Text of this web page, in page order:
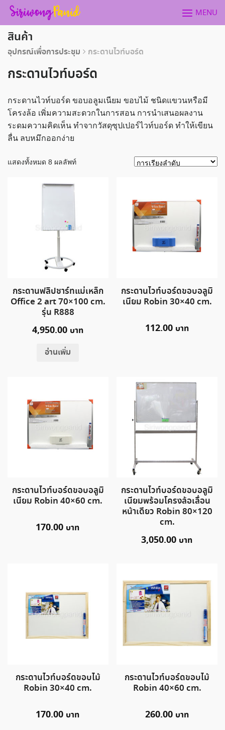
Skip
content
MENU
สินค้า
อุปกรณ์เพื่อการประชุม กระดานไวท์บอร์ด
กระดานไวท์บอร์ด
กระดานไวท์บอร์ด ขอบอลูมเนียม ขอบไม้ ชนิดแขวนหรือมี
โครงล้อ เพิ่มความสะดวกในการสอน การนำเสนอผลงาน
ระดมความคิดเห็น ทำจากวัสดุซุปเปอร์ไวท์บอร์ด ทำให้เขียน
ลื่น ลบหมึกออกง่าย
แสดงทั้งหมด 8 ผลลัพท์
กระดานฟลิปชาร์ทแม่เหล็ก
Office 2 art 70×100 cm.
รุ่น R888
4,950.00
อ่านเพิ่ม
กระดานไวท์บอร์ดขอบอลูมิ
เนียม Robin 30×40 cm.
112.00
กระดานไวท์บอร์ดขอบอลูมิ
เนียม Robin 40×60 cm.
170.00
กระดานไวท์บอร์ดขอบอลูมิ
เนียมพร้อมโครงล้อเลื่อน
หน้าเดียว Robin 80×120
cm.
3,050.00
กระดานไวท์บอร์ดขอบไม้
Robin 30×40 cm.
170.00
กระดานไวท์บอร์ดขอบไม้
Robin 40×60 cm.
260.00